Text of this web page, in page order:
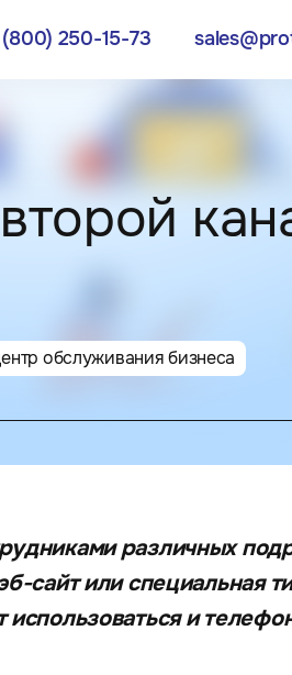
250-15-73
203, оф. 405
г. Москва,
обслуживания бизнеса
различных
сайт или специальная
и